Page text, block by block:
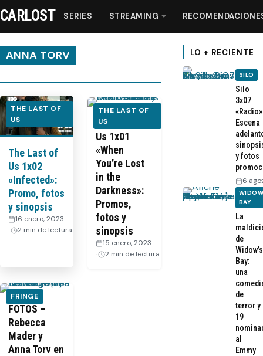
Streaming
Recomendaciones
Videos
Webisodios
CARLOST SERIES STREAMING
ANNA TORV
THE LAST OF
US
The Last of
Us 1x02
«Infected»:
Promo, fotos
y sinopsis
16 enero, 2023
2 min de lectura
THE LAST OF
US
The Last of
Us 1x01
«When
You’re Lost
in the
Darkness»:
Promos,
fotos y
sinopsis
15 enero, 2023
2 min de lectura
FRINGE
FOTOS –
Rebecca
Mader y
Anna Torv en
LO + RECIENTE
SILO
Silo
3x07
Escena
y fotos
6
BAY
La
de
Widow’s
Bay:
una
de
terror y
19
al
Emmy